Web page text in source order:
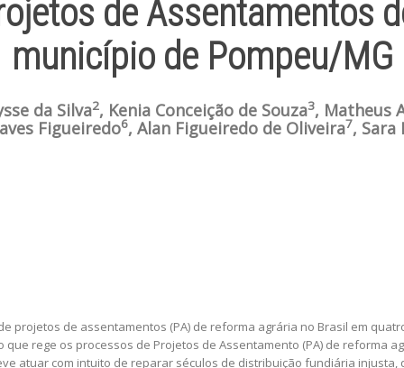
de Assentamentos
município de Pompeu/MG
da Silva2, Kenia Conceição de Souza3, Matheus
Figueiredo6, Alan Figueiredo de Oliveira7,
projetos de assentamentos (PA) de reforma agrária no Brasil em
rege os processos de Projetos de Assentamento (PA) de reforma
atuar com intuito de reparar séculos de distribuição fundiária